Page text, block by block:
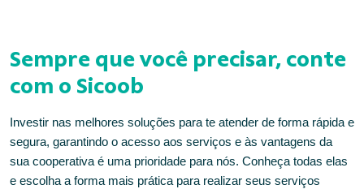
Sempre que você precisar, conte
com o Sicoob
Investir nas melhores soluções para te atender de forma rápida e
segura, garantindo o acesso aos serviços e às vantagens da
sua cooperativa é uma prioridade para nós. Conheça todas elas
e escolha a forma mais prática para realizar seus serviços